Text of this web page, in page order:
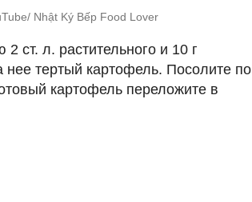
Nhật Ký Bếp Food Lover
ст. л. растительного и 10 г
тертый картофель. Посолите по
картофель переложите в